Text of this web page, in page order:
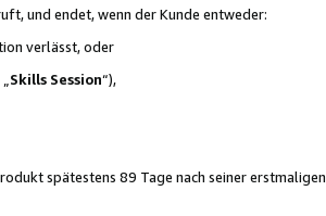
und endet, wenn der Kunde entweder:
verlässt, oder
Skills Session“),
spätestens 89 Tage nach seiner erstmaligen